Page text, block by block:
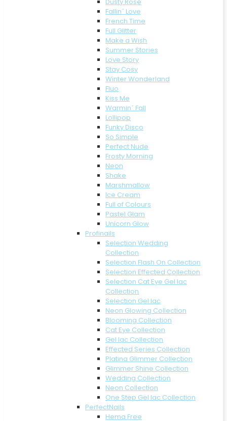
Fallin´ Love
French Time
Full Glitter
Make a Wish
Summer Stories
Love Story
Stay Cosy
Winter Wonderland
Fluo
Kiss Me
Warmin´ Fall
Lollipop
Funky Disco
So Simple
Perfect Nude
Frosty Morning
Neon
Shake
Marshmallow
Ice Cream
Full of Colours
Pastel Glam
Unicorn Glow
Profinails
Selection Wedding
Collection
Selection Flash On Collection
Selection Effected Collection
Selection Cat Eye Gel lac
Collection
Selection Gel lac
Neon Glowing Collection
Blooming Collection
Cat Eye Collection
Gel lac Collection
Effected Series Collection
Platina Glimmer Collection
Glimmer Shine Collection
Wedding Collection
Neon Collection
One Step Gel lac Collection
PerfectNails
Hema Free